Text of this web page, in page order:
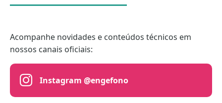
Acompanhe novidades e conteúdos técnicos em
nossos canais oficiais:
Instagram @engefono